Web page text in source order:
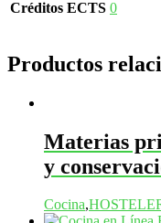
Créditos ECTS 0
Productos
Materias
y
Cocina,